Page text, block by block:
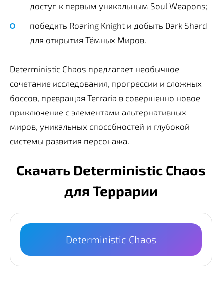
доступ к первым уникальным Soul Weapons;
победить Roaring Knight и добыть Dark Shard
для открытия Тёмных Миров.
Deterministic Chaos предлагает необычное
сочетание исследования, прогрессии и сложных
боссов, превращая Terraria в совершенно новое
приключение с элементами альтернативных
миров, уникальных способностей и глубокой
системы развития персонажа.
Скачать Deterministic Chaos
для Террарии
Deterministic Chaos